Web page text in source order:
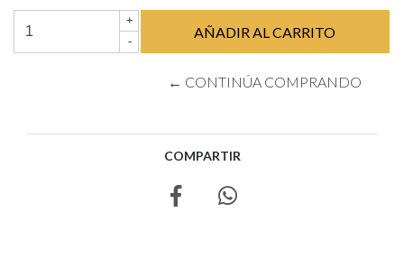
+
-
← CONTINÚA COMPRANDO
COMPARTIR